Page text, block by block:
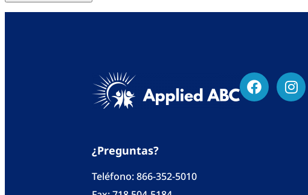
¿Preguntas?
Teléfono:866-352-5010